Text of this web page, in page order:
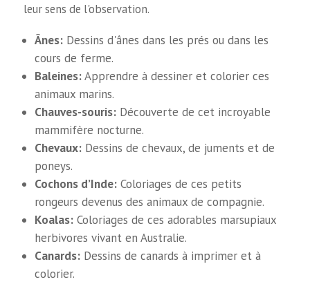
leur sens de l'observation.
Ânes: Dessins d'ânes dans les prés ou dans les
cours de ferme.
Baleines:Apprendre à dessiner et colorier ces
animaux marins.
Chauves-souris: Découverte de cet incroyable
mammifère nocturne.
Chevaux: Dessins de chevaux, de juments et de
poneys.
Cochons d’Inde: Coloriages de ces petits
rongeurs devenus des animaux de compagnie.
Koalas: Coloriages de ces adorables marsupiaux
herbivores vivant en Australie.
Canards: Dessins de canards à imprimer et à
colorier.